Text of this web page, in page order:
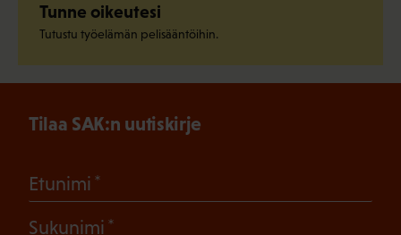
Tunne oikeutesi
Tutustu työelämän pelisääntöihin.
Tilaa SAK:n uutiskirje
Etunimi
Sukunimi